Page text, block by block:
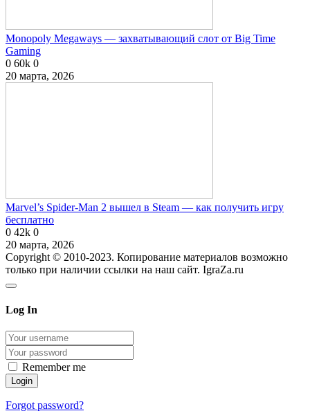
Monopoly Megaways — захватывающий слот от Big Time
Gaming
0 60k 0
20 марта, 2026
Marvel’s Spider-Man 2 вышел в Steam — как получить игру
бесплатно
0 42k 0
20 марта, 2026
Copyright © 2010-2023. Копирование материалов возможно
только при наличии ссылки на наш сайт. IgraZa.ru
Log In
Remember me
Forgot password?